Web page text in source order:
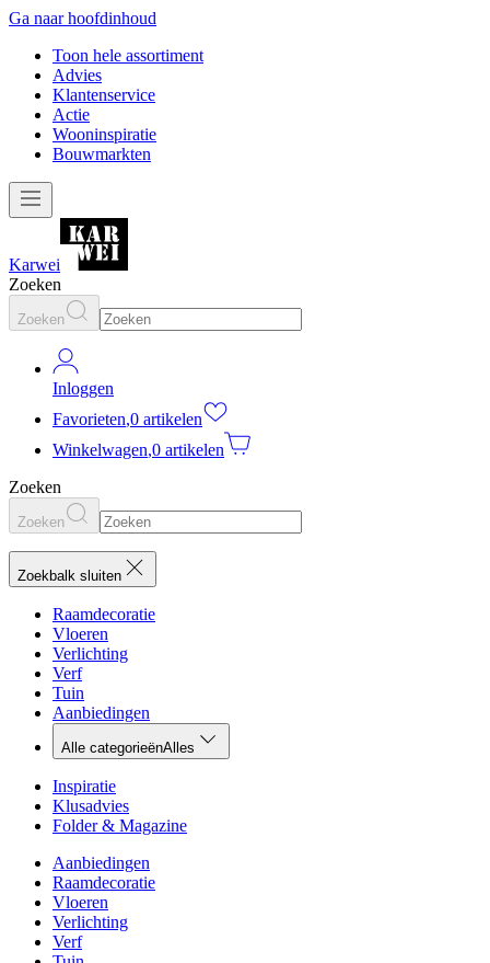
Ga naar hoofdinhoud
Toon hele assortiment
Advies
Klantenservice
Actie
Wooninspiratie
Bouwmarkten
Karwei
Zoeken
Zoeken
Inloggen
Favorieten,0 artikelen
Winkelwagen,0 artikelen
Zoeken
Zoeken
Zoekbalk sluiten
Raamdecoratie
Vloeren
Verlichting
Verf
Tuin
Aanbiedingen
Alle categorieënAlles
Inspiratie
Klusadvies
Folder & Magazine
Aanbiedingen
Raamdecoratie
Vloeren
Verlichting
Verf